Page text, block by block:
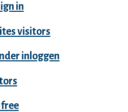
in
visitors
inloggen